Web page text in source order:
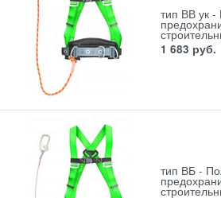
тип ВВ ук -
1 683 руб.
тип ВБ -